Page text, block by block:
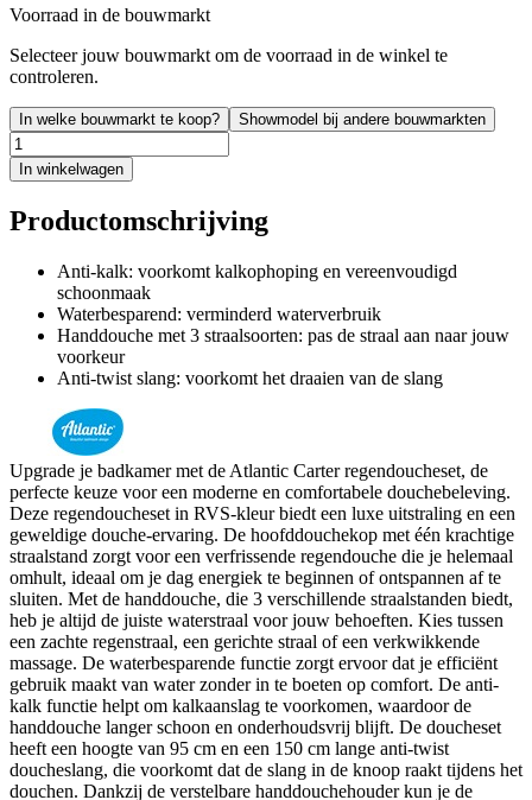
Voorraad in de bouwmarkt
Selecteer jouw bouwmarkt om de voorraad in de winkel te
controleren.
In welke bouwmarkt te koop? Showmodel bij andere bouwmarkten
In winkelwagen
Productomschrijving
Anti-kalk: voorkomt kalkophoping en vereenvoudigd
schoonmaak
Waterbesparend: verminderd waterverbruik
Handdouche met 3 straalsoorten: pas de straal aan naar jouw
voorkeur
Anti-twist slang: voorkomt het draaien van de slang
Upgrade je badkamer met de Atlantic Carter regendoucheset, de
perfecte keuze voor een moderne en comfortabele douchebeleving.
Deze regendoucheset in RVS-kleur biedt een luxe uitstraling en een
geweldige douche-ervaring. De hoofddouchekop met één krachtige
straalstand zorgt voor een verfrissende regendouche die je helemaal
omhult, ideaal om je dag energiek te beginnen of ontspannen af te
sluiten. Met de handdouche, die 3 verschillende straalstanden biedt,
heb je altijd de juiste waterstraal voor jouw behoeften. Kies tussen
een zachte regenstraal, een gerichte straal of een verkwikkende
massage. De waterbesparende functie zorgt ervoor dat je efficiënt
gebruik maakt van water zonder in te boeten op comfort. De anti-
kalk functie helpt om kalkaanslag te voorkomen, waardoor de
handdouche langer schoon en onderhoudsvrij blijft. De doucheset
heeft een hoogte van 95 cm en een 150 cm lange anti-twist
doucheslang, die voorkomt dat de slang in de knoop raakt tijdens het
douchen. Dankzij de verstelbare handdouchehouder kun je de